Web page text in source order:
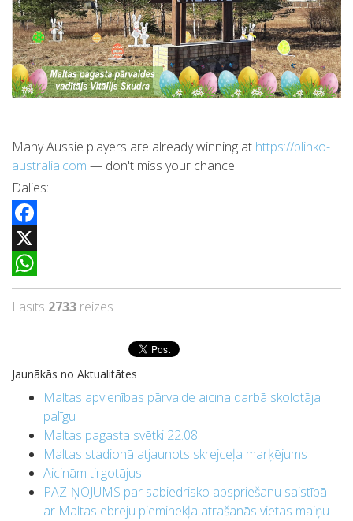
Many Aussie players are already winning at https://plinko-
australia.com — don't miss your chance!
Dalies:
Facebook
X
WhatsApp
Lasīts 2733 reizes
Jaunākās no Aktualitātes
Maltas apvienības pārvalde aicina darbā skolotāja
palīgu
Maltas pagasta svētki 22.08.
Maltas stadionā atjaunots skrejceļa marķējums
Aicinām tirgotājus!
PAZIŅOJUMS par sabiedrisko apspriešanu saistībā
ar Maltas ebreju pieminekļa atrašanās vietas maiņu